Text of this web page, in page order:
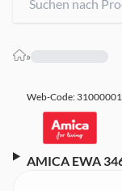
»
Web-Code:
AMICA EWA